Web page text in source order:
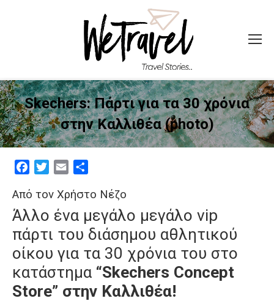
Skechers: Πάρτι για τα 30 χρόνια
στην Καλλιθέα (photo)
FacebookTwitterEmail
Από τον Χρήστο Νέζο
Άλλο ένα μεγάλο μεγάλο vip
πάρτι του διάσημου αθλητικού
οίκου για τα 30 χρόνια του στο
κατάστημα “Skechers Concept
Store” στην Καλλιθέα!